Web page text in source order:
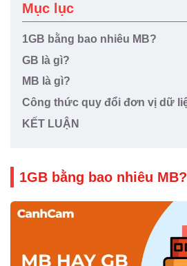
Blog
Mục lục
1GB bằng bao nhiêu MB?
GB là gì?
MB là gì?
Công thức quy đổi đơn vị dữ
KẾT LUẬN
1GB bằng bao nhiêu MB?